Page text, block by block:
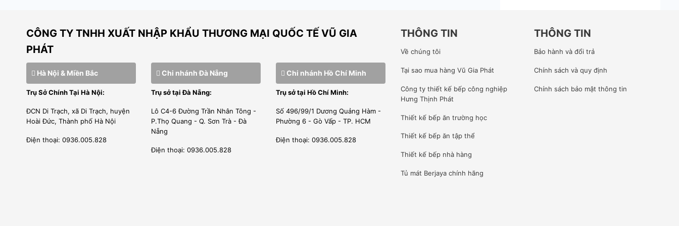
* Công nghệ hàng đầu từ
chuyên gia
* Bảo hành tận tâm chuyên
nghiệp.
* Vận hành dễ dàng
* Công nghệ hàng đầu từ
* Bảo hành tận tâm chuyên
nghiệp.
* Vận hành dễ dàng
* Công nghệ hàng đầu từ
* Bảo hành tận tâm chuyên
nghiệp.
CÔNG TY TNHH XUẤT NHẬP KHẨU THƯƠNG MẠI QUỐC TẾ VŨ GIA
PHÁT
Hà Nội & Miền Bắc
Trụ Sở Chính Tại Hà Nội:
ĐCN Di Trạch, xã Di Trạch, huyện
Hoài Đức, Thành phố Hà Nội
Điện thoại: 0936.005.828
Chi nhánh Đà Nẵng
Trụ sở tại Đà Nẵng:
Lô C4-6 Đường Trần Nhân Tông -
P.Thọ Quang - Q. Sơn Trà - Đà
Nẵng
Điện thoại: 0936.005.828
Chi nhánh Hồ Chí Minh
Trụ sở tại Hồ Chí Minh:
Số 496/99/1 Dương Quảng Hàm -
Phường 6 - Gò Vấp - TP. HCM
Điện thoại: 0936.005.828
THÔNG TIN
Về chúng tôi
Tại sao mua hàng Vũ Gia Phát
Công ty thiết kế bếp công nghiệp
Hưng Thịnh Phát
Thiết kế bếp ăn trường học
Thiết kế bếp ăn tập thể
Thiết kế bếp nhà hàng
Tủ mát Berjayachính hãng
THÔNG TIN
Bảo hành và đổi trả
Chính sách và quy định
Chính sách bảo mật thông tin